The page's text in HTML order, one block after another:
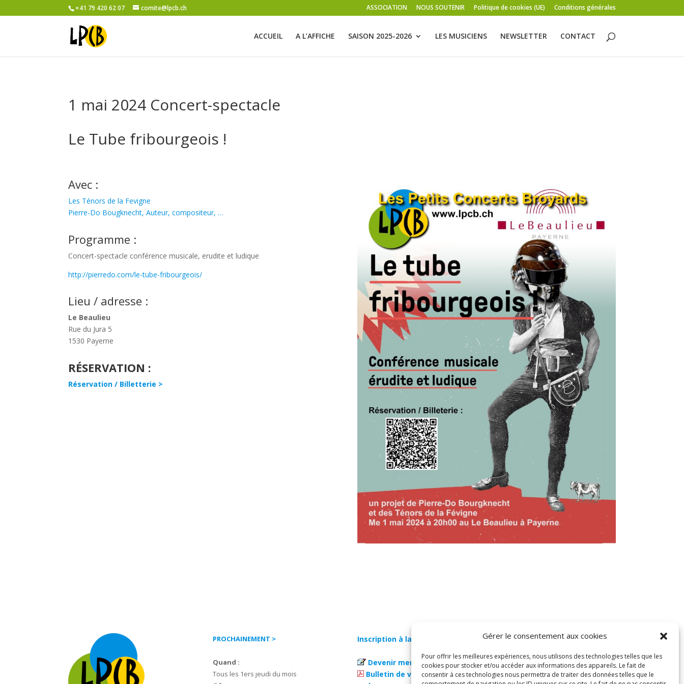
Gérer le consentement aux cookies
Pour offrir les meilleures expériences, nous utilisons des technologies telles que les
cookies pour stocker et/ou accéder aux informations des appareils. Le fait de
consentir à ces technologies nous permettra de traiter des données telles que le
+41 79 420 62 07 comite@lpcb.ch ASSOCIATION NOUS SOUTENIR Politique de cookies (UE) Conditions générales
ACCUEIL A L’AFFICHE SAISON 2025-2026 LES MUSICIENS NEWSLETTER CONTACT
1 mai 2024 Concert-spectacle
Le Tube fribourgeois !
Avec :
Les Ténors de la Fevigne
Pierre-Do Bougknecht, Auteur, compositeur, …
Programme :
Concert-spectacle conférence musicale, erudite et ludique
http://pierredo.com/le-tube-fribourgeois/
Lieu / adresse :
Le Beaulieu
Rue du Jura 5
1530 Payerne
RÉSERVATION :
Réservation / Billetterie >
PROCHAINEMENT >
Quand :
Tous les 1ers jeudi du mois
Inscription à la NEWSLETTER >
Devenir membre ami >
Bulletin de versement QR-